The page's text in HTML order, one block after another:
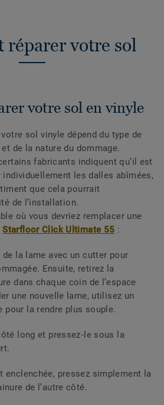
réparer votre sol
votre sol en vinyle
sol vinyle dépend du type de
de la nature du dommage.
fabricants indiquent qu’il est
les dalles abîmées,
que cela pourrait
de l’installation.
où vous devriez remplacer une
Starfloor Click Ultimate 55 :
de la lame avec un cutter pour
Ensuite, retirez la
dans chaque coin de l’espace
une nouvelle lame, utilisez un
pour la rendre plus souple.
long et pressez‑le sous la
enclenchée, pressez simplement la
de l’autre côté.